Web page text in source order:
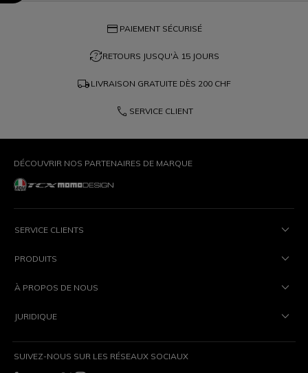
credit_card PAIEMENT SÉCURISÉ
question_exchangeRETOURS JUSQU'À 15 JOURS
local_shipping LIVRAISON GRATUITE DÈS 200 CHF
phone SERVICE CLIENT
DÉCOUVRIR NOS PARTENAIRES DE MARQUE
SERVICE CLIENTS
PRODUITS
À PROPOS DE NOUS
JURIDIQUE
SUIVEZ-NOUS SUR LES RÉSEAUX SOCIAUX